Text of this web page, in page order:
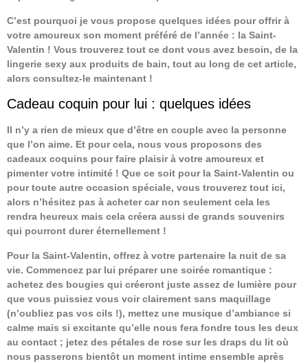
C’est pourquoi je vous propose quelques idées pour offrir à
votre amoureux son moment préféré de l’année : la Saint-
Valentin ! Vous trouverez tout ce dont vous avez besoin, de la
lingerie sexy aux produits de bain, tout au long de cet article,
alors consultez-le maintenant !
Cadeau coquin pour lui : quelques idées
Il n’y a rien de mieux que d’être en couple avec la personne
que l’on aime. Et pour cela, nous vous proposons des
cadeaux coquins pour faire plaisir à votre amoureux et
pimenter votre intimité ! Que ce soit pour la Saint-Valentin ou
pour toute autre occasion spéciale, vous trouverez tout ici,
alors n’hésitez pas à acheter car non seulement cela les
rendra heureux mais cela créera aussi de grands souvenirs
qui pourront durer éternellement !
Pour la Saint-Valentin, offrez à votre partenaire la nuit de sa
vie. Commencez par lui préparer une soirée romantique :
achetez des bougies qui créeront juste assez de lumière pour
que vous puissiez vous voir clairement sans maquillage
(n’oubliez pas vos cils !), mettez une musique d’ambiance si
calme mais si excitante qu’elle nous fera fondre tous les deux
au contact ; jetez des pétales de rose sur les draps du lit où
nous passerons bientôt un moment intime ensemble après